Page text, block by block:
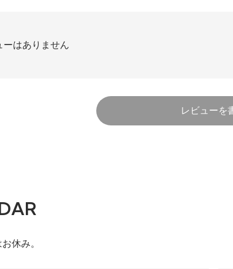
ーはありません
レビューを
休み。